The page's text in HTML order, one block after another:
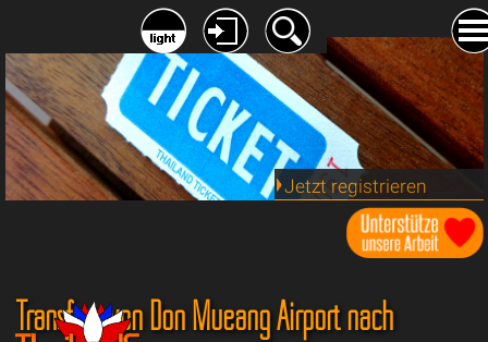
Jetzt registrieren
Transfers von Don Mueang Airport nach